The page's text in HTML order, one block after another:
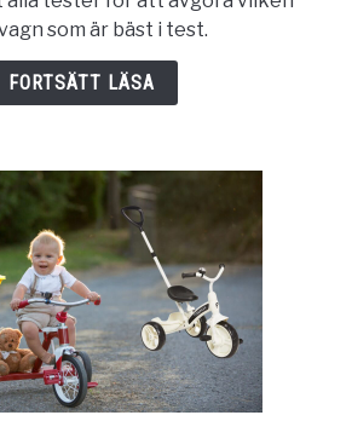
barnvagn
2025
–
som är bäst i test.
FORTSÄTT LÄSA